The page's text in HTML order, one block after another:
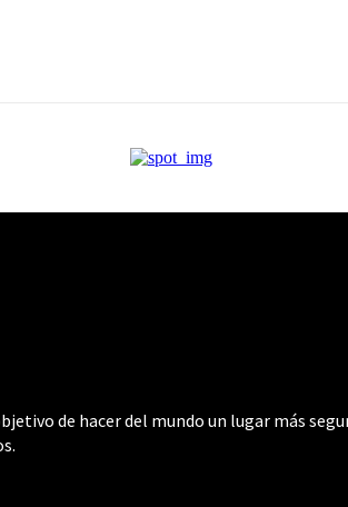
de hacer del mundo un lugar más